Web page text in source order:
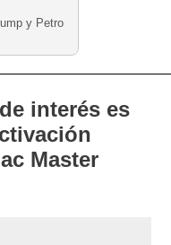
y Petro
interés es
Master